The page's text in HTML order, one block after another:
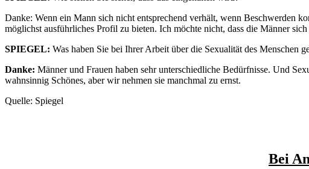
Danke: Wenn ein Mann sich nicht entsprechend verhält, wenn Beschwerden
möglichst ausführliches Profil zu bieten. Ich möchte nicht, dass die Männer
SPIEGEL: Was haben Sie bei Ihrer Arbeit über die Sexualität des Menschen
Danke: Männer und Frauen haben sehr unterschiedliche Bedürfnisse. Und
wahnsinnig Schönes, aber wir nehmen sie manchmal zu ernst.
Quelle: Spiegel
Bei